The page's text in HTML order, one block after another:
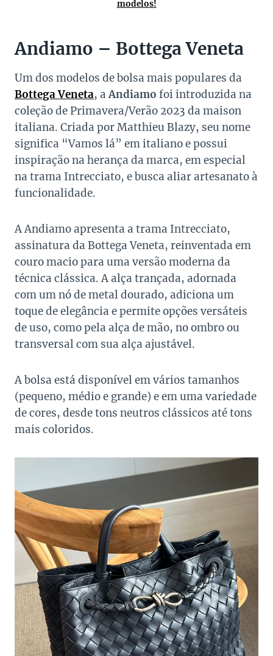
modelos!
Andiamo – Bottega Veneta
Um dos modelos de bolsa mais populares da
Bottega Veneta, aAndiamo foi introduzida na
coleção de Primavera/Verão 2023 da maison
italiana. Criada por Matthieu Blazy, seu nome
significa “Vamos lá” em italiano e possui
inspiração na herança da marca, em especial
na trama Intrecciato, e busca aliar artesanato à
funcionalidade.
A Andiamo apresenta a trama Intrecciato,
assinatura da Bottega Veneta, reinventada em
couro macio para uma versão moderna da
técnica clássica. A alça trançada, adornada
com um nó de metal dourado, adiciona um
toque de elegância e permite opções versáteis
de uso, como pela alça de mão, no ombro ou
transversal com sua alça ajustável.
A bolsa está disponível em vários tamanhos
(pequeno, médio e grande) e em uma variedade
de cores, desde tons neutros clássicos até tons
mais coloridos.